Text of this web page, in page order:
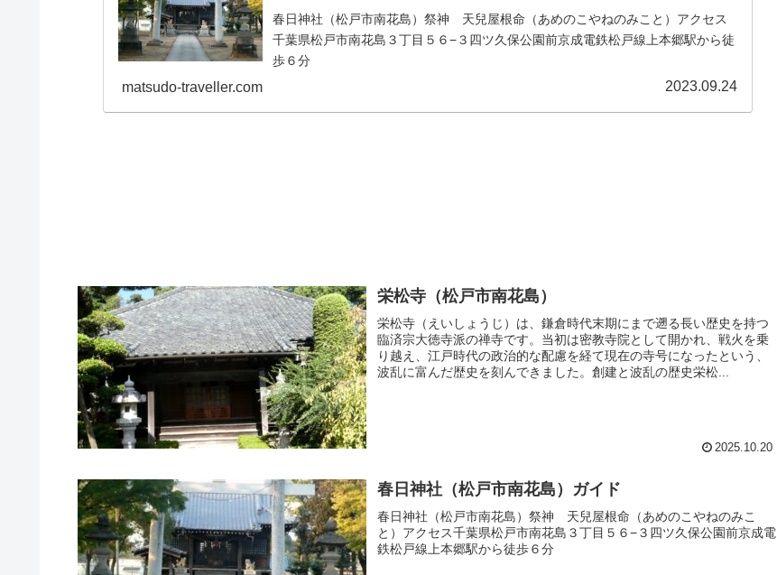
春日神社（松戸市南花島）祭神 天兒屋根命（あめのこやねのみこと）アクセス
千葉県松戸市南花島３丁目５６−３四ツ久保公園前京成電鉄松戸線上本郷駅から徒
歩６分
matsudo-traveller.com 2023.09.24
栄松寺（松戸市南花島）
栄松寺（えいしょうじ）は、鎌倉時代末期にまで遡る長い歴史を持つ
臨済宗大徳寺派の禅寺です。当初は密教寺院として開かれ、戦火を乗
り越え、江戸時代の政治的な配慮を経て現在の寺号になったという、
波乱に富んだ歴史を刻んできました。創建と波乱の歴史栄松...
2025.10.20
春日神社（松戸市南花島）ガイド
春日神社（松戸市南花島）祭神 天兒屋根命（あめのこやねのみこ
と）アクセス千葉県松戸市南花島３丁目５６−３四ツ久保公園前京成電
鉄松戸線上本郷駅から徒歩６分